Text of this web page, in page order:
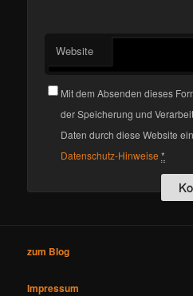
Website
Mit dem Absenden dieses
der Speicherung und
Daten durch diese Website
Datenschutz-Hinweise *
zum Blog
Impressum